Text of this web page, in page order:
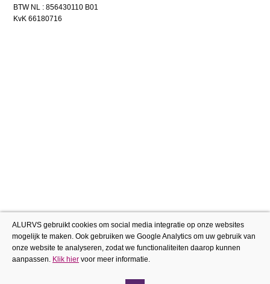
BTW NL : 856430110 B01
KvK 66180716
ALURVS gebruikt cookies om social media integratie op onze websites
mogelijk te maken. Ook gebruiken we Google Analytics om uw gebruik van
onze website te analyseren, zodat we functionaliteiten daarop kunnen
aanpassen. Klik hier voor meer informatie.